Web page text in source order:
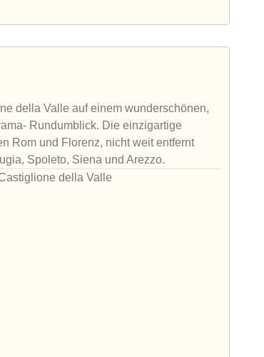
della Valle auf einem wunderschönen,
Rundumblick. Die einzigartige
Rom und Florenz, nicht weit entfernt
Spoleto, Siena und Arezzo.
della Valle